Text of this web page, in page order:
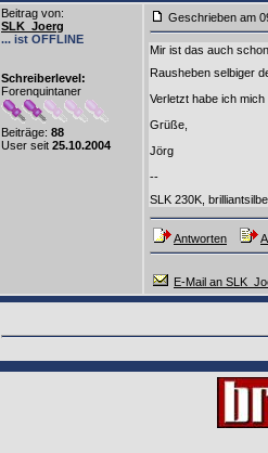
Beitrag von:
SLK_Joerg
... ist OFFLINE
Schreiberlevel:
Forenquintaner
Beiträge: 88
User seit 25.10.2004
Geschrieben am
Mir ist das auch
Rausheben selbiger
Verletzt habe ich
Grüße,
Jörg
--
SLK 230K,
Antworten
E-Mail an